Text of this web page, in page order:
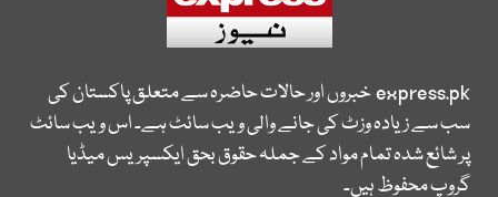
express.pkخبروں اور حالات حاضرہ سے متعلق پاکستان کی
سب سے زیادہ وزٹ کی جانے والی ویب سائٹ ہے۔ اس ویب سائٹ
پر شائع شدہ تمام مواد کے جملہ حقوق بحق ایکسپریس میڈیا
گروپ محفوظ ہیں۔